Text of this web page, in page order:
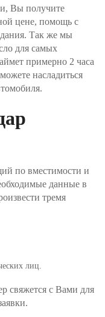
эквайринг
Банк»,
business/,
наш менеджер
и
заказа и его
Вы получите
цене, помощь с
Так же мы
для самых
примерно 2 часа
насладиться
по вместимости и
данные в
тремя
лиц.
свяжется с Вами для